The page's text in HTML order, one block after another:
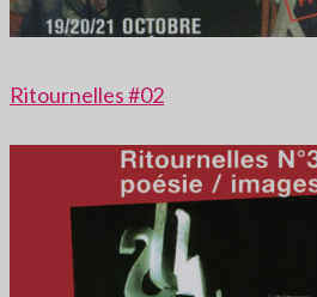
Ritournelles #02